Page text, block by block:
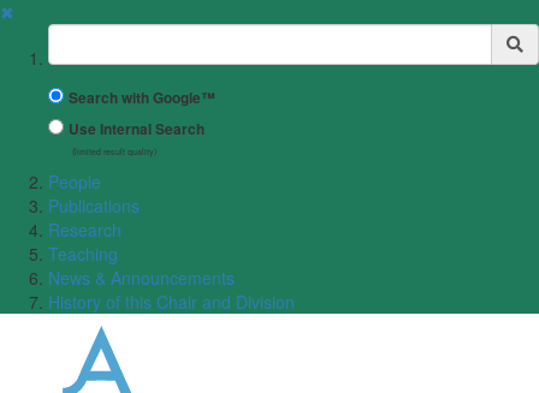
✖
Suchbegriff
Search with Google™
Use Internal Search
(limited result quality)
People
Publications
Research
Teaching
News & Announcements
History of this Chair and Division